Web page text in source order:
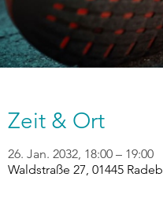
Zeit & Ort
26. Jan. 2032, 18:00 – 19:00
Waldstraße 27, 01445